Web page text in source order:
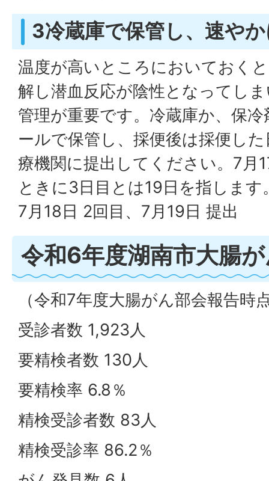
3冷蔵庫で保管し、速や
温度が高いところにおいておく
解し潜血反応が陰性となってし
管理が重要です。冷蔵庫か、保
ールで保管し、採便後は採便し
療機関に提出してください。7月
ときに3日目とは19日を指します
7月18日 2回目、7月19日 提出
令和6年度湖南市大腸
（令和7年度大腸がん部会報告時
受診者数 1,923人
要精検者数 130人
要精検率 6.8％
精検受診者数 83人
精検受診率 86.2％